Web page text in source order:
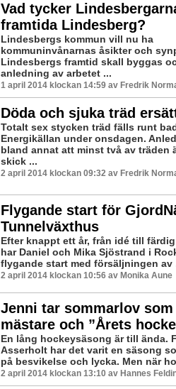
Vad tycker
framtida Lindesberg?
Lindesbergs kommun vill nu ha
kommuninvånarnas åsikter och
Lindesbergs framtid skall byggas
anledning av arbetet ...
1 april 2014 klockan 14:59 av Fredrik
Döda och sjuka träd
Totalt sex stycken träd fälls runt
Energikällan under onsdagen.
bland annat att minst två av träden
skick ...
2 april 2014 klockan 09:32 av Fredrik
Flygande start för
Tunnelväxthus
Efter knappt ett år, från idé till
har Daniel och Mika Sjöstrand i
flygande start med försäljningen av
2 april 2014 klockan 10:56 av Monika Aune
Jenni tar sommarlov som
mästare och ”Årets
En lång hockeysäsong är till ända.
Asserholt har det varit en säsong
på besvikelse och lycka. Men när
2 april 2014 klockan 13:10 av Hannes